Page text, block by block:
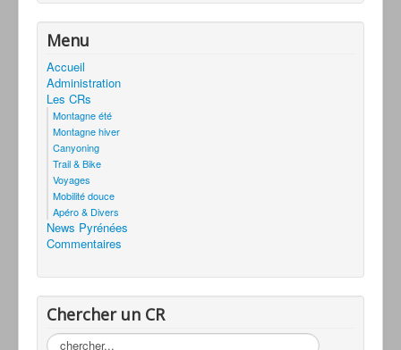
Menu
Accueil
Administration
Les CRs
Montagne été
Montagne hiver
Canyoning
Trail & Bike
Voyages
Mobilité douce
Apéro & Divers
News Pyrénées
Commentaires
Chercher un CR
Rechercher